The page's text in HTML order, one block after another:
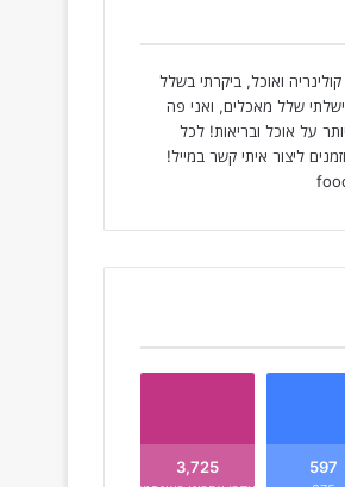
ואוכל, ביקרתי בשלל
שלל מאכלים, ואני פה
על אוכל ובריאות! לכל
ליצור איתי קשר במייל!
597
3,725